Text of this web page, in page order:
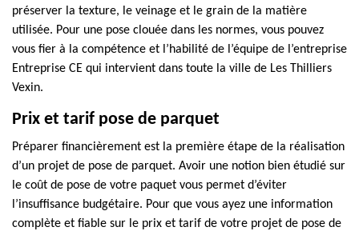
préserver la texture, le veinage et le grain de la matière
utilisée. Pour une pose clouée dans les normes, vous pouvez
vous fier à la compétence et l’habilité de l’équipe de l’entreprise
Entreprise CE qui intervient dans toute la ville de Les Thilliers
Vexin.
Prix et tarif pose de parquet
Préparer financièrement est la première étape de la réalisation
d’un projet de pose de parquet. Avoir une notion bien étudié sur
le coût de pose de votre paquet vous permet d’éviter
l’insuffisance budgétaire. Pour que vous ayez une information
complète et fiable sur le prix et tarif de votre projet de pose de